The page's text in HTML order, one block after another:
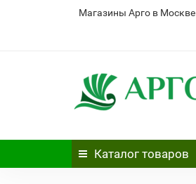
Магазины Арго в Москве
Каталог товаров